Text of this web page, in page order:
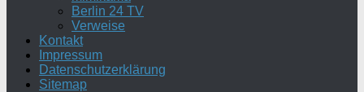
Berlin 24 TV
Verweise
Kontakt
Impressum
Datenschutzerklärung
Sitemap